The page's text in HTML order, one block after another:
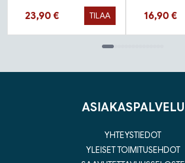
Hinta nyt
23,90 € TILAA Hinta nyt
16,90 €
ASIAKASPALVELU
YHTEYSTIEDOT
YLEISET TOIMITUSEHDOT